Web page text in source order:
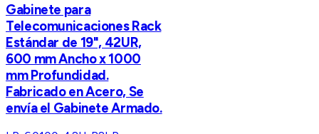
Gabinete para
Telecomunicaciones Rack
Estándar de 19", 42UR,
600 mm Ancho x 1000
mm Profundidad.
Fabricado en Acero, Se
envía el Gabinete Armado.